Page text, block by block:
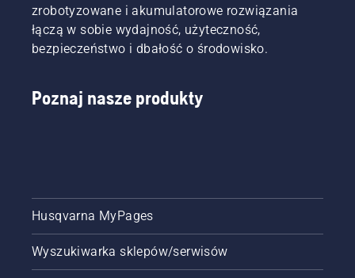
zrobotyzowane i akumulatorowe rozwiązania
łączą w sobie wydajność, użyteczność,
bezpieczeństwo i dbałość o środowisko.
Poznaj nasze produkty
Husqvarna MyPages
Wyszukiwarka sklepów/serwisów